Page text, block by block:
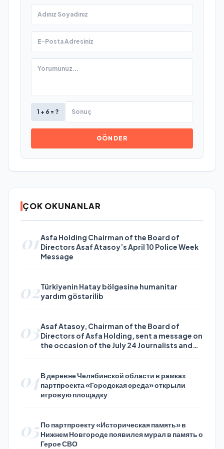
1 + 6 = ?
GÖNDER
ÇOK OKUNANLAR
01Asfa Holding Chairman of the Board of
Directors Asaf Atasoy’s April 10 Police Week
Message
02Türkiyənin Hatay bölgəsinə humanitar
yardım göstərilib
03Asaf Atasoy, Chairman of the Board of
Directors of Asfa Holding, sent a message on
the occasion of the July 24 Journalists and
04В деревне Челябинской области в рамках
партпроекта «Городская среда» открыли
игровую площадку
05По партпроекту «Историческая память» в
Нижнем Новгороде появился мурал в память о
Герое СВО